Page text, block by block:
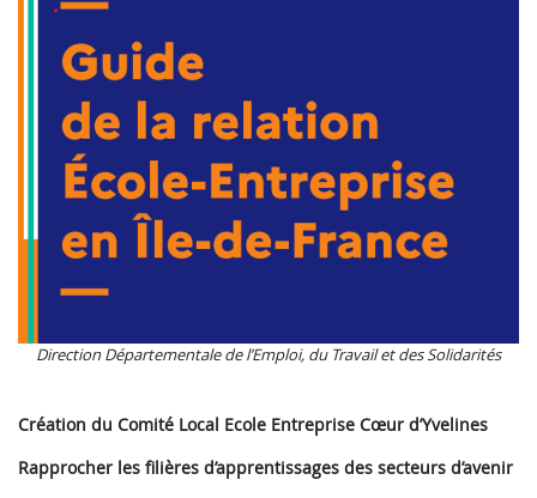
Direction Départementale de l’Emploi, du Travail et des Solidarités
Création du Comité Local Ecole Entreprise Cœur d’Yvelines
Rapprocher les filières d’apprentissages des secteurs d’avenir